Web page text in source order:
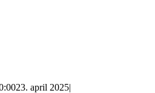
23. april 2025|